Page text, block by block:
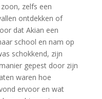
zelfs een
ontdekken of
dat Akian een
school en nam op
schokkend, zijn
gepest door zijn
waren hoe
ervoor en wat